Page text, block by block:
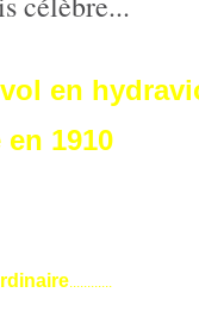
en
1910
............